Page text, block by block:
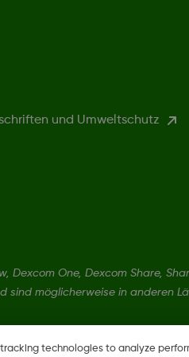
und Umweltschutz
Dexcom One, Dexcom Share,
sind möglicherweise in anderen
technologies to analyze